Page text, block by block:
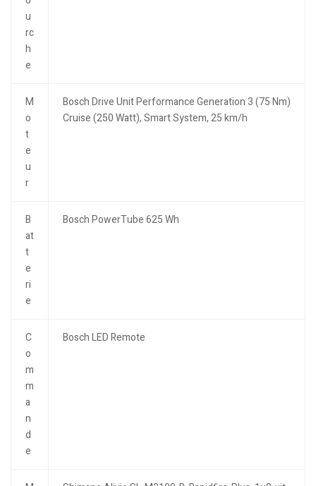
u
rc
h
e
M
o
t
e
u
r
Bosch Drive Unit Performance Generation 3 (75 Nm)
Cruise (250 Watt), Smart System, 25 km/h
B
at
t
e
ri
e
Bosch PowerTube 625 Wh
C
o
m
m
a
n
d
e
Bosch LED Remote